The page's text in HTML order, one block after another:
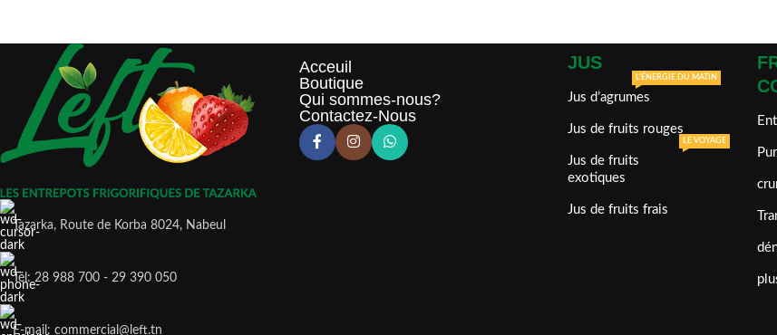
Tazarka, Route de Korba 8024, Nabeul
Tél: 28 988 700 - 29 390 050
E-mail: commercial@left.tn
Acceuil
Boutique
Qui sommes-nous?
Contactez-Nous
JUS
Jus d’agrumes
L'ÉNERGIE DU MATIN
Jus de fruits rouges
Jus de fruits
exotiques
LE VOYAGE
Jus de fruits frais